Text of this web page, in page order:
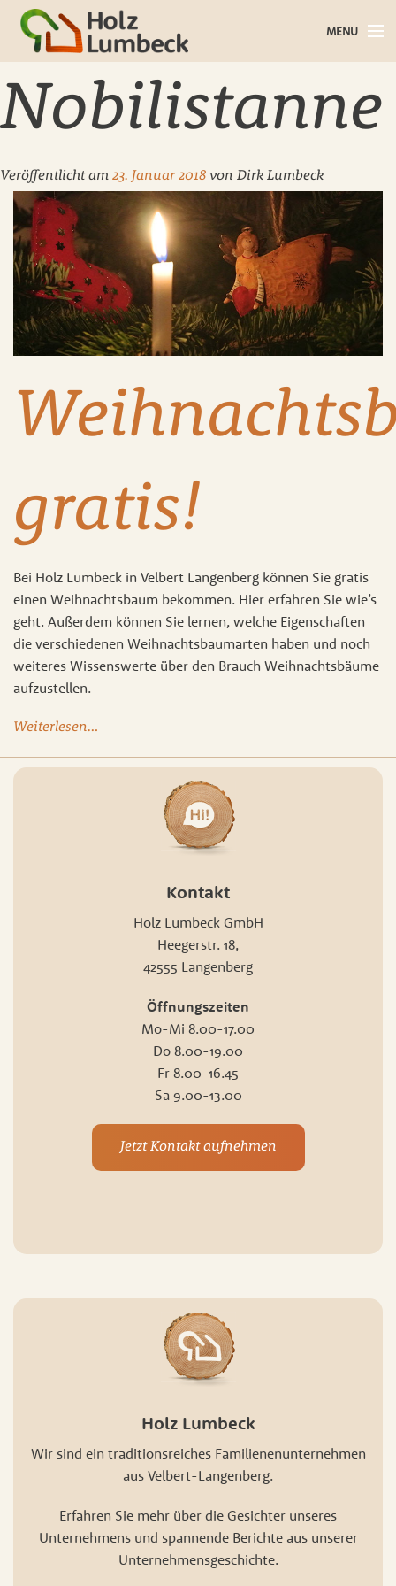
MENU
Holz im Haus
Holz im Garten
Bauholz
Baustoffe
Service
Über uns
Blog
Kontakt
Nobilistanne
Veröffentlicht am 23. Januar 2018 von Dirk Lumbeck
gratis!
Bei Holz Lumbeck in Velbert Langenberg können Sie gratis
einen Weihnachtsbaum bekommen. Hier erfahren Sie wie’s
geht. Außerdem können Sie lernen, welche Eigenschaften
die verschiedenen Weihnachtsbaumarten haben und noch
weiteres Wissenswerte über den Brauch Weihnachtsbäume
aufzustellen.
Weiterlesen…
Kontakt
Holz Lumbeck GmbH
Heegerstr. 18,
42555 Langenberg
Öffnungszeiten
Mo-Mi 8.00-17.00
Do 8.00-19.00
Fr 8.00-16.45
Sa 9.00-13.00
Jetzt Kontakt aufnehmen
Holz Lumbeck
Wir sind ein traditionsreiches Familienenunternehmen
aus Velbert-Langenberg.
Erfahren Sie mehr über die Gesichter unseres
Unternehmens und spannende Berichte aus unserer
Unternehmensgeschichte.